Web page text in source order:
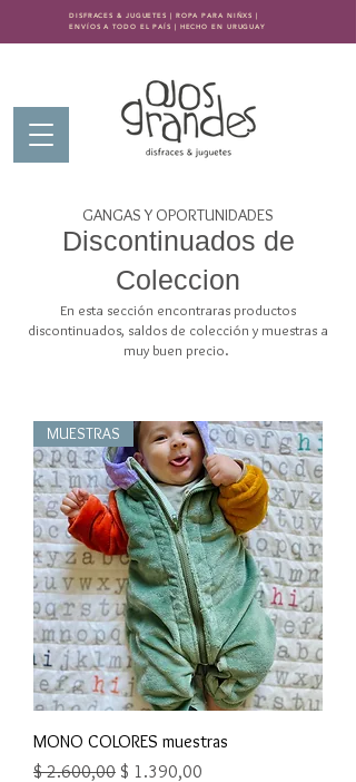
DISFRACES & JUGUETES | ROPA PARA NIÑXS |
ENVÍOS A TODO EL PAÍS | HECHO EN URUGUAY
GANGAS Y OPORTUNIDADES
Discontinuados de
Coleccion
En esta sección encontraras productos
discontinuados, saldos de colección y muestras a
muy buen precio.
MUESTRAS
MONO COLORES muestras
Precio
$ 2.600,00 Precio de oferta
$ 1.390,00